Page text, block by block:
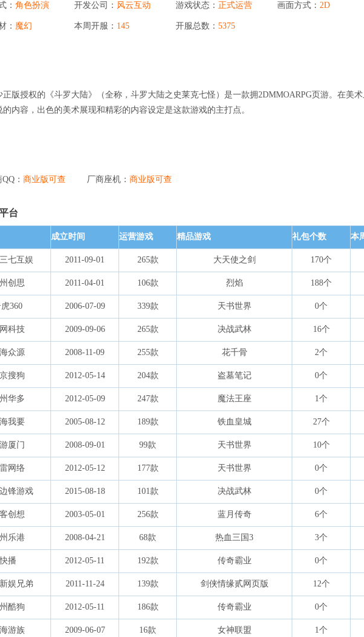
全新UI上线，引流新利器
： 角色扮演 开发公司： 风云互动 游戏状态： 正式运营 画面方式： 2D
： 魔幻 本周开服： 145 开服总数： 5375
版授权的《斗罗大陆》（全称，斗罗大陆之史莱克七怪）是一款拥2DMMOARPG页游。在美
内容，出色的美术展现和精彩的内容设定是这款游戏的主打点。
： 商业版可查 厂商座机： 商业版可查
台
成立时间 运营游戏 精品游戏 礼包个数 本
七互娱 2011-09-01 265款 大天使之剑 170个
创思 2011-04-01 106款 烈焰 188个
360 2006-07-09 339款 天书世界 0个
科技 2009-09-06 265款 决战武林 16个
众源 2008-11-09 255款 花千骨 2个
搜狗 2012-05-14 204款 盗墓笔记 0个
华多 2012-05-09 247款 魔法王座 1个
我要 2005-08-12 189款 铁血皇城 27个
厦门 2008-09-01 99款 天书世界 10个
网络 2012-05-12 177款 天书世界 0个
锋游戏 2015-08-18 101款 决战武林 0个
创想 2003-05-01 256款 蓝月传奇 6个
乐港 2008-04-21 68款 热血三国3 3个
播 2012-05-11 192款 传奇霸业 0个
娱兄弟 2011-11-24 139款 剑侠情缘贰网页版 12个
酷狗 2012-05-11 186款 传奇霸业 0个
游族 2009-06-07 16款 女神联盟 1个